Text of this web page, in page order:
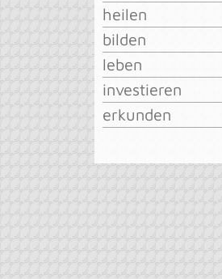
heilen
bilden
leben
investieren
erkunden